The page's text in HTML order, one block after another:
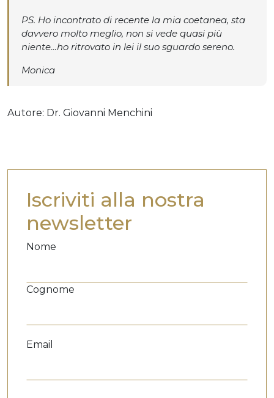
PS. Ho incontrato di recente la mia coetanea, sta
davvero molto meglio, non si vede quasi più
niente…ho ritrovato in lei il suo sguardo sereno.
Monica
Autore: Dr. Giovanni Menchini
Iscriviti alla nostra
newsletter
Nome
Cognome
Email